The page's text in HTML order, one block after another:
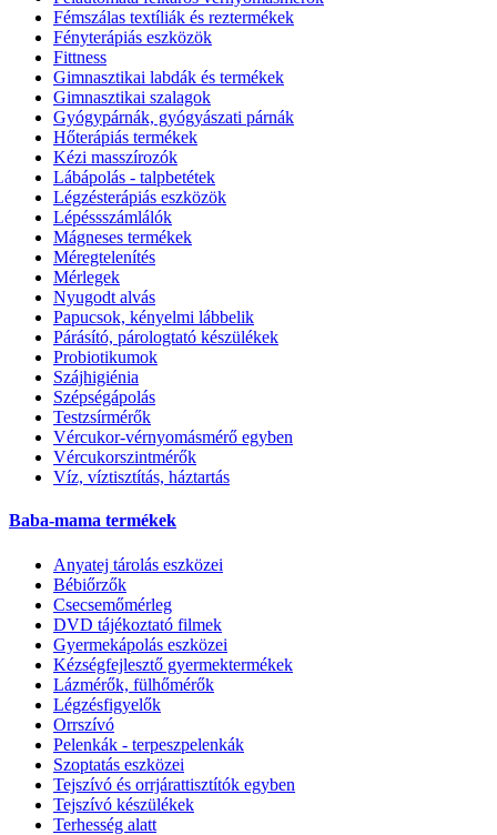
Fémszálas textíliák és reztermékek
Fényterápiás eszközök
Fittness
Gimnasztikai labdák és termékek
Gimnasztikai szalagok
Gyógypárnák, gyógyászati párnák
Hőterápiás termékek
Kézi masszírozók
Lábápolás - talpbetétek
Légzésterápiás eszközök
Lépéssszámlálók
Mágneses termékek
Méregtelenítés
Mérlegek
Nyugodt alvás
Papucsok, kényelmi lábbelik
Párásító, párologtató készülékek
Probiotikumok
Szájhigiénia
Szépségápolás
Testzsírmérők
Vércukor-vérnyomásmérő egyben
Vércukorszintmérők
Víz, víztisztítás, háztartás
Baba-mama termékek
Anyatej tárolás eszközei
Bébiőrzők
Csecsemőmérleg
DVD tájékoztató filmek
Gyermekápolás eszközei
Kézségfejlesztő gyermektermékek
Lázmérők, fülhőmérők
Légzésfigyelők
Orrszívó
Pelenkák - terpeszpelenkák
Szoptatás eszközei
Tejszívó és orrjárattisztítók egyben
Tejszívó készülékek
Terhesség alatt